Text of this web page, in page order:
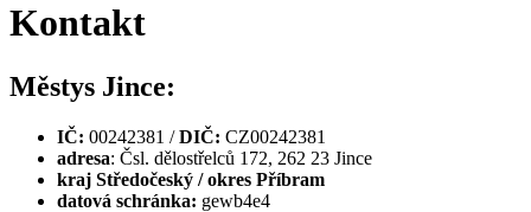
Kontakt
Městys Jince:
IČ: 00242381 /DIČ: CZ00242381
adresa: Čsl. dělostřelců 172, 262 23 Jince
kraj Středočeský / okres Příbram
datová schránka: gewb4e4